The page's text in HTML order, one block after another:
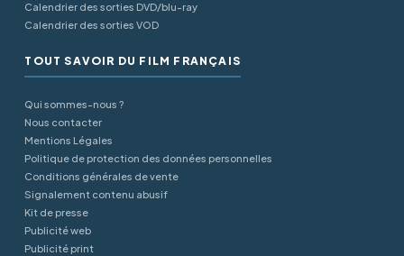
Calendrier des sorties DVD/blu-ray
Calendrier des sorties VOD
TOUT SAVOIR DU FILM FRANÇAIS
Qui sommes-nous ?
Nous contacter
Mentions Légales
Politique de protection des données personnelles
Conditions générales de vente
Signalement contenu abusif
Kit de presse
Publicité web
Publicité print